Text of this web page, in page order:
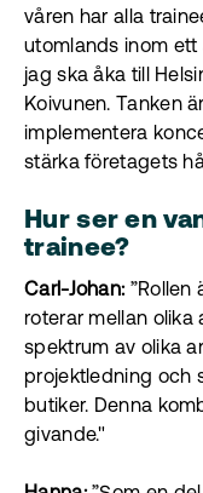
våren har alla
utomlands inom ett
jag ska åka till
Koivunen. Tanken
implementera
stärka företagets
Hur ser en
trainee?
Carl-Johan:”Rollen
roterar mellan olika
spektrum av olika
projektledning och
butiker. Denna
givande."